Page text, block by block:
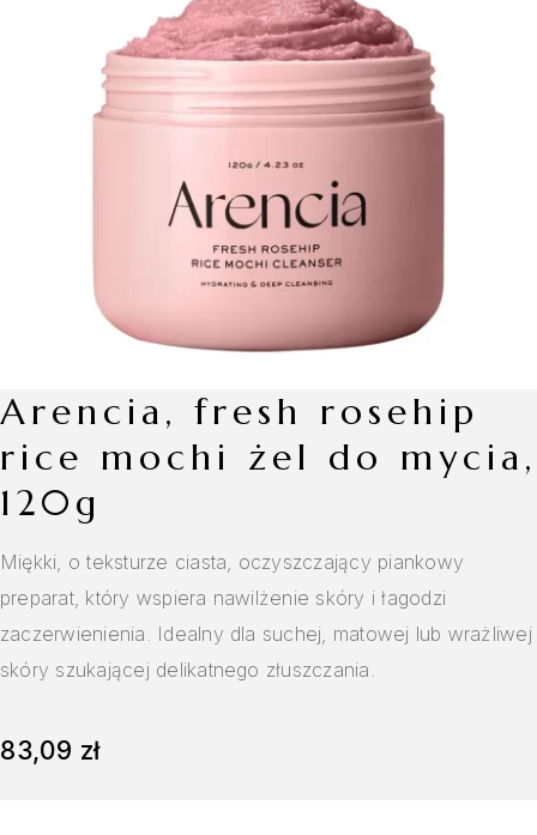
arencia, fresh rosehip
rice mochi żel do mycia,
120g
Miękki, o teksturze ciasta, oczyszczający piankowy
preparat, który wspiera nawilżenie skóry i łagodzi
zaczerwienienia. Idealny dla suchej, matowej lub wrażliwej
skóry szukającej delikatnego złuszczania.
83,09 zł